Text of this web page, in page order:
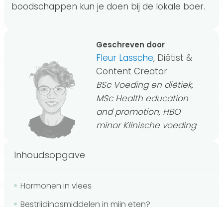
boodschappen kun je doen bij de lokale boer.
Geschreven door
Fleur Lassche, Diëtist &
Content Creator
BSc Voeding en diëtiek,
MSc Health education
and promotion, HBO
minor Klinische voeding
Inhoudsopgave
Hormonen in vlees
Bestrijdingsmiddelen in mijn eten?